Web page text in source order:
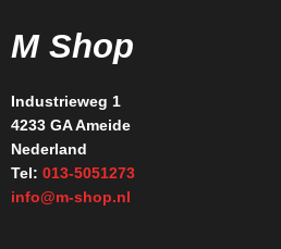
M Shop
Industrieweg 1
4233 GA Ameide
Nederland
Tel: 013-5051273
info@m-shop.nl